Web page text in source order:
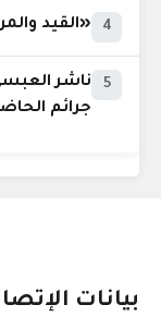
4 «القيد
5
ناشر
جرائم
بيانات